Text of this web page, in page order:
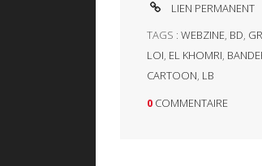
LIEN PERMANENT
TAGS : WEBZINE, BD,
LOI, EL KHOMRI,
CARTOON, LB
0 COMMENTAIRE